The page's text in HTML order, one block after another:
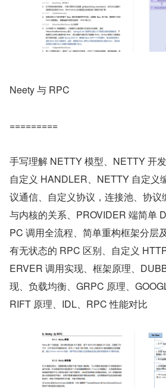
Neety 与 RPC
=========
手写理解 NETTY 模型、NETTY 开
自定义 HANDLER、NETTY 自定义
议通信、自定义协议，连接池、协
与内核的关系、PROVIDER 端简单
PC 调用全流程、简单重构框架分层
有无状态的 RPC 区别、自定义
ERVER 调用实现、框架原理、
现、负载均衡、GRPC 原理、
RIFT 原理、IDL、RPC 性能对比